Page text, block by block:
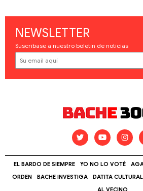
NEWSLETTER
Suscríbase a nuestro boletín de noticias
EL BARDO DE SIEMPRE YO NO LO VOTÉ
ORDEN
BACHE INVESTIGA DATITA CULTURAL
AL VECINO